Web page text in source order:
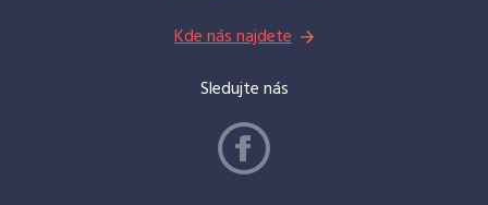
Kde nás najdete
Sledujte nás